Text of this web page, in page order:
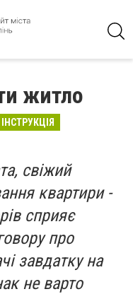
житло
ІНСТРУКЦІЯ
свіжий
квартири -
сприяє
про
завдатку на
не варто